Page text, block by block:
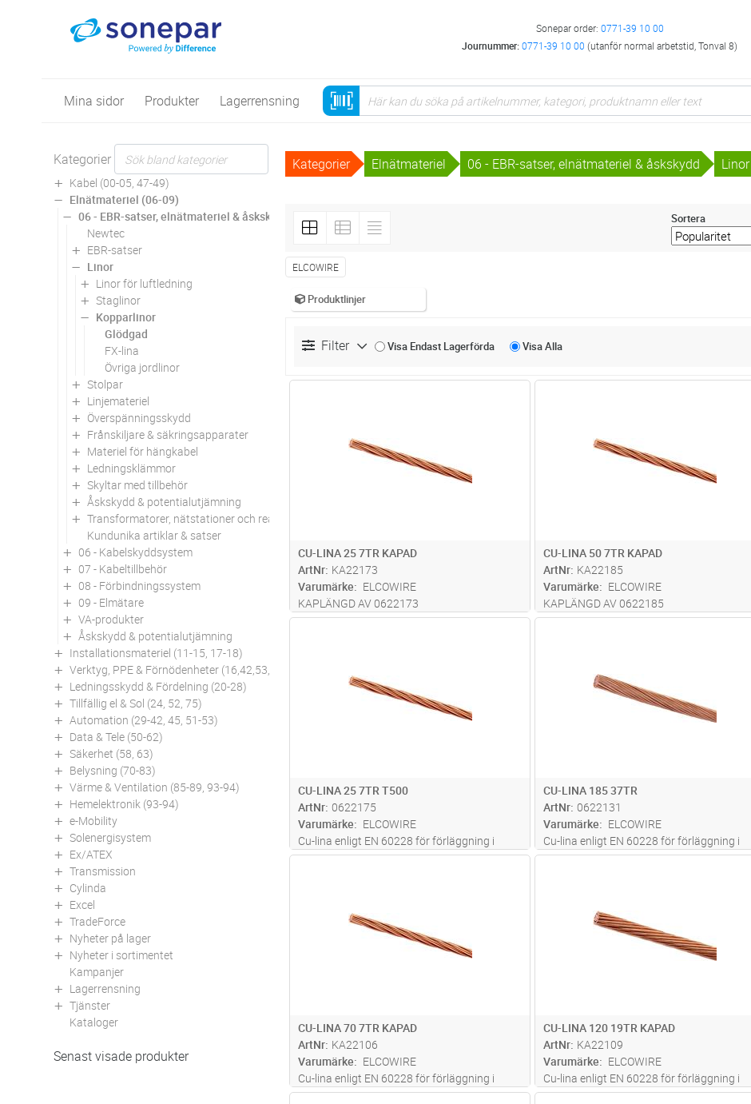
Sonepar order: 0771-39 10 00
Journummer:0771-39 10 00 (utanför normal arbetstid, Tonval 8)
Mina sidor Produkter Lagerrensning
Kategorier
Kabel (00-05, 47-49)
Elnätmateriel (06-09)
06 - EBR-satser, elnätmateriel & åskskydd
Newtec
EBR-satser
Linor
Linor för luftledning
Staglinor
Kopparlinor
Glödgad
FX-lina
Övriga jordlinor
Stolpar
Linjemateriel
Överspänningsskydd
Frånskiljare & säkringsapparater
Materiel för hängkabel
Ledningsklämmor
Skyltar med tillbehör
Åskskydd & potentialutjämning
Transformatorer, nätstationer och reaktorer
Kundunika artiklar & satser
06 - Kabelskyddsystem
07 - Kabeltillbehör
08 - Förbindningssystem
09 - Elmätare
VA-produkter
Åskskydd & potentialutjämning
Installationsmateriel (11-15, 17-18)
Verktyg, PPE & Förnödenheter (16,42,53,94)
Ledningsskydd & Fördelning (20-28)
Tillfällig el & Sol (24, 52, 75)
Automation (29-42, 45, 51-53)
Data & Tele (50-62)
Säkerhet (58, 63)
Belysning (70-83)
Värme & Ventilation (85-89, 93-94)
Hemelektronik (93-94)
e-Mobility
Solenergisystem
Ex/ATEX
Transmission
Cylinda
Excel
TradeForce
Nyheter på lager
Nyheter i sortimentet
Kampanjer
Lagerrensning
Tjänster
Kataloger
Senast visade produkter
Kategorier Elnätmateriel 06 - EBR-satser, elnätmateriel & åskskydd Linor
Sortera
ELCOWIRE
Produktlinjer
Filter Visa Endast Lagerförda VisaAlla
CU-LINA 25 7TR KAPAD
ArtNr KA22173
Varumärke
ELCOWIRE
KAPLÄNGD AV 0622173
CU-LINA 50 7TR KAPAD
ArtNr KA22185
Varumärke
ELCOWIRE
KAPLÄNGD AV 0622185
CU-LINA 25 7TR T500
ArtNr 0622175
Varumärke
ELCOWIRE
Cu-lina enligt EN 60228 för förläggning i
mark
CU-LINA 185 37TR
ArtNr 0622131
Varumärke
ELCOWIRE
Cu-lina enligt EN 60228 för förläggning i
mark
CU-LINA 70 7TR KAPAD
ArtNr KA22106
Varumärke
ELCOWIRE
Cu-lina enligt EN 60228 för förläggning i
mark
CU-LINA 120 19TR KAPAD
ArtNr KA22109
Varumärke
ELCOWIRE
Cu-lina enligt EN 60228 för förläggning i
mark